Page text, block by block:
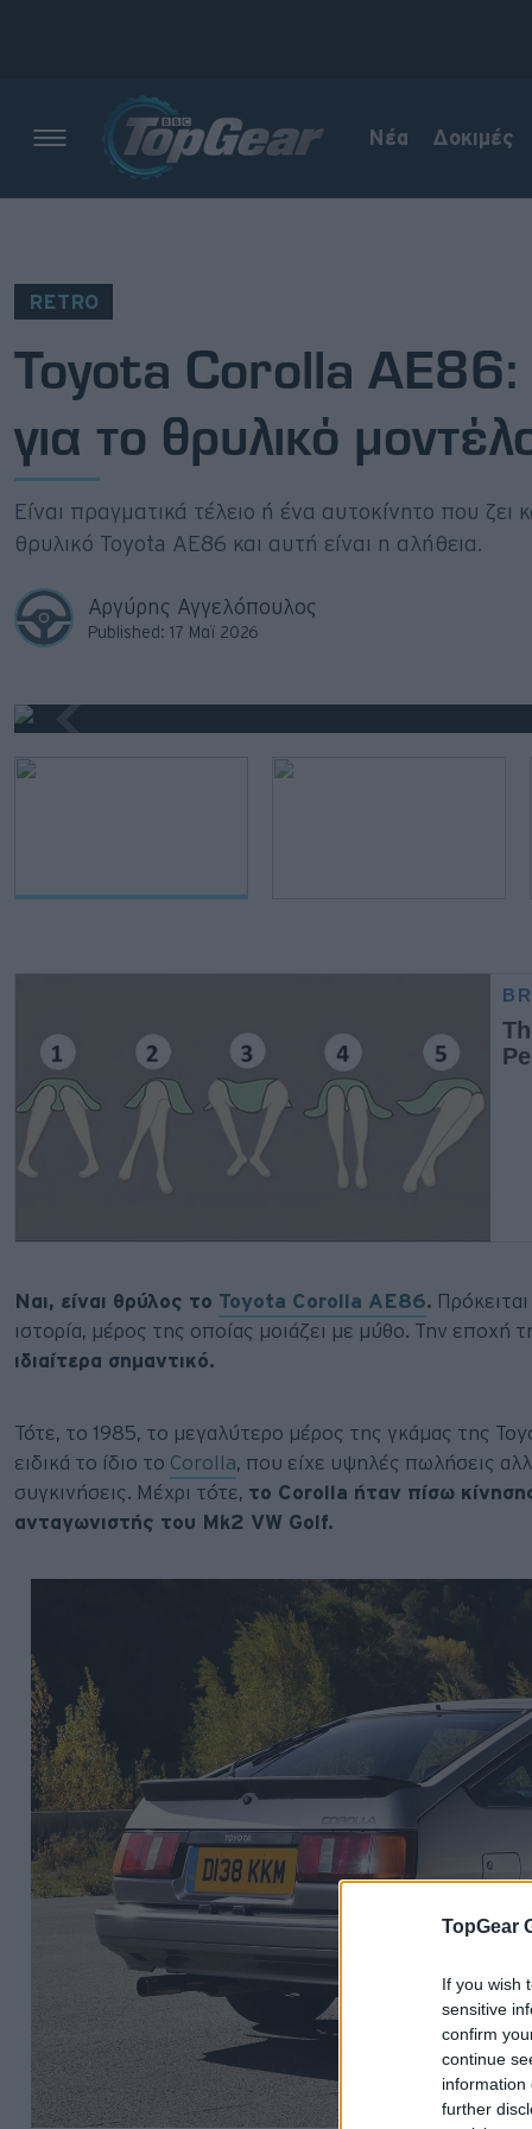
TopGear
If you wish
sensitive
confirm
continue
information
further
Νέα Δοκιμές
RETRO
Toyota Corolla AE86:
για το θρυλικό
Είναι πραγματικά τέλειο ή ένα αυτοκίνητο που
θρυλικό Toyota ΑΕ86 και αυτή είναι η αλήθεια.
Αργύρης Αγγελόπουλος
Published: 17 Μαϊ 2026
Ναι, είναι θρύλος το Toyota Corolla AE86.
ιστορία, μέρος της οποίας μοιάζει με μύθο. Την εποχή
ιδιαίτερα σημαντικό.
Τότε, το 1985, το μεγαλύτερο μέρος της γκάμας της
ειδικά το ίδιο το Corolla, που είχε υψηλές πωλήσεις
συγκινήσεις. Μέχρι τότε, το Corolla ήταν πίσω
ανταγωνιστής του Mk2 VW Golf.
Electric
Motorsport
Άποψη
Viral
Big Reads
Retro
Gaming